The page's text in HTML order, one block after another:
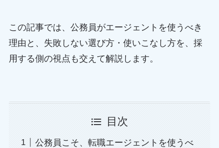
この記事では、公務員がエージェントを使うべき
理由と、失敗しない選び方・使いこなし方を、採
用する側の視点も交えて解説します。
目次
公務員こそ、転職エージェントを使うべ